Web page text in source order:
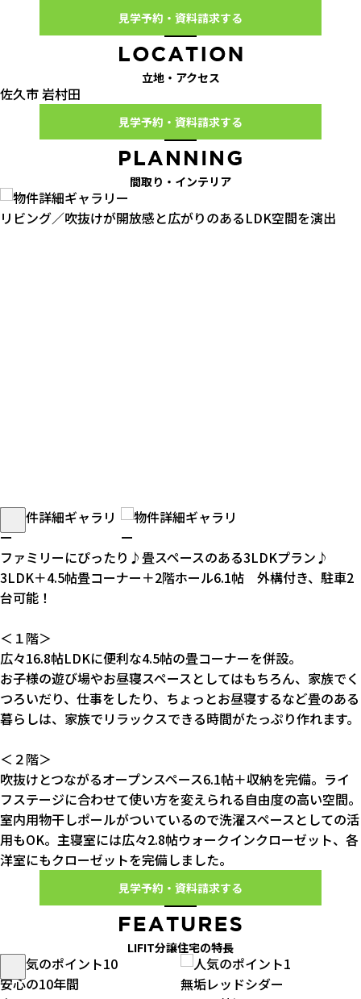
見学予約・資料請求する
立地・アクセス
佐久市 岩村田
見学予約・資料請求する
間取り・インテリア
リビング／吹抜けが開放感と広がりのあるLDK空間を演出
ファミリーにぴったり♪畳スペースのある3LDKプラン♪
3LDK＋4.5帖畳コーナー＋2階ホール6.1帖 外構付き、駐車2
台可能！
＜１階＞
広々16.8帖LDKに便利な4.5帖の畳コーナーを併設。
お子様の遊び場やお昼寝スペースとしてはもちろん、家族でく
つろいだり、仕事をしたり、ちょっとお昼寝するなど畳のある
暮らしは、家族でリラックスできる時間がたっぷり作れます。
＜２階＞
吹抜けとつながるオープンスペース6.1帖＋収納を完備。ライ
フステージに合わせて使い方を変えられる自由度の高い空間。
室内用物干しポールがついているので洗濯スペースとしての活
用もOK。主寝室には広々2.8帖ウォークインクローゼット、各
洋室にもクローゼットを完備しました。
見学予約・資料請求する
LIFIT分譲住宅の特長
安心の10年間
無垢レッドシダー